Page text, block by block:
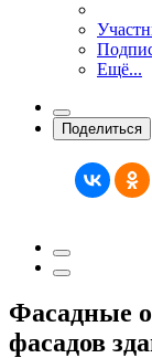
Ещё...
Поделиться
Фасадные
фасадов